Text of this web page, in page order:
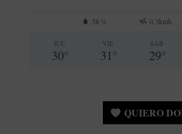
58 % 0.3kmh
JUE
30°
VIE
31°
SÁB
29°
QUIERO